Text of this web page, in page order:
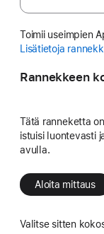
Toimii useimpien
Lisätietoja
Rannekkeen
Tätä ranneketta
istuisi luontevasti
avulla.
Aloita mittaus
Valitse sitten